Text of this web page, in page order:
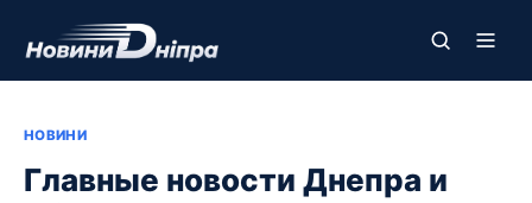
НОВИНИ
Главные новости Днепра и